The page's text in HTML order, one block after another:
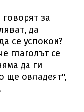
за
да
се успокои?
глаголът се
да ги
ще овладеят",